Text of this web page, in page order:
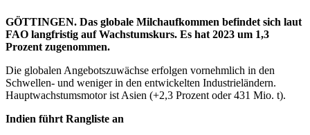
GÖTTINGEN. Das globale Milchaufkommen befindet sich laut
FAO langfristig auf Wachstumskurs. Es hat 2023 um 1,3
Prozent zugenommen.
Die globalen Angebotszuwächse erfolgen vornehmlich in den
Schwellen- und weniger in den entwickelten Industrieländern.
Hauptwachstumsmotor ist Asien (+2,3 Prozent oder 431 Mio. t).
Indien führt Rangliste an